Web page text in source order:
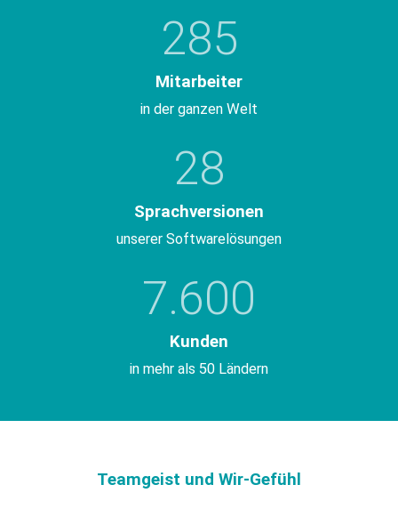
285
Mitarbeiter
in der ganzen Welt
28
Sprachversionen
unserer Softwarelösungen
7.600
Kunden
in mehr als 50 Ländern
Teamgeist und Wir-Gefühl